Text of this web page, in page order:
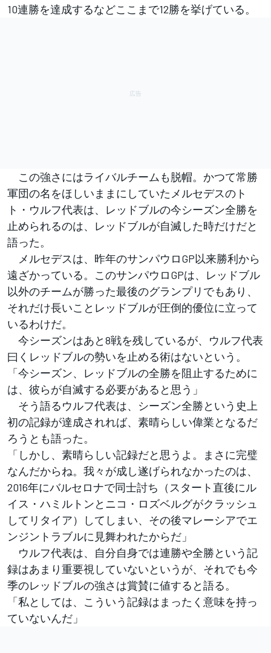
10連勝を達成するなどここまで12勝を挙げている。
この強さにはライバルチームも脱帽。かつて常勝
軍団の名をほしいままにしていたメルセデスのト
ト・ウルフ代表は、レッドブルの今シーズン全勝を
止められるのは、レッドブルが自滅した時だけだと
語った。
メルセデスは、昨年のサンパウロGP以来勝利から
遠ざかっている。このサンパウロGPは、レッドブル
以外のチームが勝った最後のグランプリでもあり、
それだけ長いことレッドブルが圧倒的優位に立って
いるわけだ。
今シーズンはあと8戦を残しているが、ウルフ代表
曰くレッドブルの勢いを止める術はないという。
「今シーズン、レッドブルの全勝を阻止するために
は、彼らが自滅する必要があると思う」
そう語るウルフ代表は、シーズン全勝という史上
初の記録が達成されれば、素晴らしい偉業となるだ
ろうとも語った。
「しかし、素晴らしい記録だと思うよ。まさに完璧
なんだからね。我々が成し遂げられなかったのは、
2016年にバルセロナで同士討ち（スタート直後にル
イス・ハミルトンとニコ・ロズベルグがクラッシュ
してリタイア）してしまい、その後マレーシアでエ
ンジントラブルに見舞われたからだ」
ウルフ代表は、自分自身では連勝や全勝という記
録はあまり重要視していないというが、それでも今
季のレッドブルの強さは賞賛に値すると語る。
「私としては、こういう記録はまったく意味を持っ
ていないんだ」